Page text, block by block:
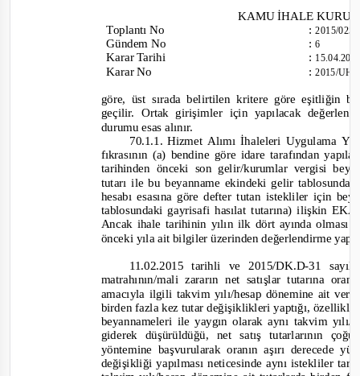
KAMU İHALE
ToplantıNo
Gündem No
Karar Tarihi
Karar No
:2015/025
:6
:
:2015/
göre, üst sırada belirtilen kritere göre eşitliğin
geçilir. Ortak girişimler için yapılacak
durumu esas alınır.
70.1.1 . Hizmet Alımı İhaleleri Uygulama
fıkrasının (a) bendine göre idare tarafından
tarihinden önceki son gelir/kurumlar vergisi
tutarı ile bu beyanname ekindeki gelir
hesabı esasına göre defter tutan istekliler için
tablosundaki gayrisafi hasılat tutarına) ilişkin
Ancak ihale tarihinin yılın ilk dört ayında olması
önceki yıla ait bilgiler üzerinden değerlendirme
11.02.2015 tarihli ve 2015/DK.D-31
matrahının/mali zararın net satışlar tutarına
amacıyla ilgili takvim yılı/hesap dönemine ait
birden fazla kez tutar değişiklikleri yaptığı,
beyannameleri ile yaygın olarak aynı takvim yılı/
giderek düşürüldüğü, net satış tutarlarının
yöntemine başvurularak oranın aşırı derecede
değişikliği yapılması neticesinde aynı istekliler